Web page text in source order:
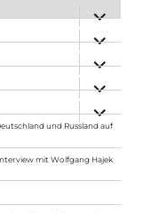
anzeigen
anzeigen
anzeigen
anzeigen
anzeigen
und Russland auf
Interview mit Wolfgang Hajek